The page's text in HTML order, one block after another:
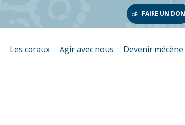
FAIRE UN DON
Les coraux Agir avec nous Devenir mécène